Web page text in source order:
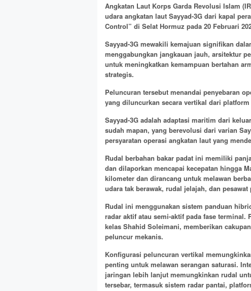
Angkatan Laut Korps Garda Revolusi Islam
udara angkatan laut Sayyad-3G dari kapal
Control” di Selat Hormuz pada 20 Februari
Sayyad-3G mewakili kemajuan signifikan
menggabungkan jangkauan jauh, arsitektur
untuk meningkatkan kemampuan bertahan
strategis.
Peluncuran tersebut menandai penyebaran
yang diluncurkan secara vertikal dari
Sayyad-3G adalah adaptasi maritim dari
sudah mapan, yang berevolusi dari varian
persyaratan operasi angkatan laut yang
Rudal berbahan bakar padat ini memiliki
dan dilaporkan mencapai kecepatan hingga
kilometer dan dirancang untuk melawan
udara tak berawak, rudal jelajah, dan
Rudal ini menggunakan sistem panduan
radar aktif atau semi-aktif pada fase
kelas Shahid Soleimani, memberikan
peluncur mekanis.
Konfigurasi peluncuran vertikal
penting untuk melawan serangan saturasi.
jaringan lebih lanjut memungkinkan rudal
tersebar, termasuk sistem radar pantai,